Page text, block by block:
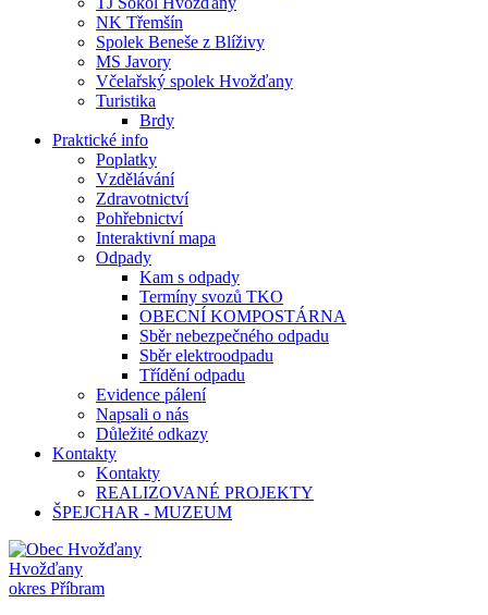
NK Třemšín
Spolek Beneše z Blíživy
MS Javory
Včelařský spolek Hvožďany
Turistika
Brdy
Praktické info
Poplatky
Vzdělávání
Zdravotnictví
Pohřebnictví
Interaktivní mapa
Odpady
Kam s odpady
Termíny svozů TKO
OBECNÍ KOMPOSTÁRNA
Sběr nebezpečného odpadu
Sběr elektroodpadu
Třídění odpadu
Evidence pálení
Napsali o nás
Důležité odkazy
Kontakty
Kontakty
REALIZOVANÉ PROJEKTY
ŠPEJCHAR - MUZEUM
Hvožďany
okres Příbram